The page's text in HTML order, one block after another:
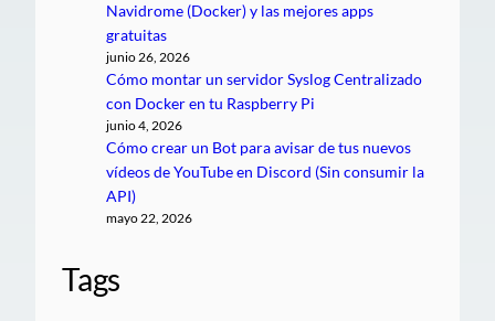
Navidrome (Docker) y las mejores apps
gratuitas
junio 26, 2026
Cómo montar un servidor Syslog Centralizado
con Docker en tu Raspberry Pi
junio 4, 2026
Cómo crear un Bot para avisar de tus nuevos
vídeos de YouTube en Discord (Sin consumir la
API)
mayo 22, 2026
Tags